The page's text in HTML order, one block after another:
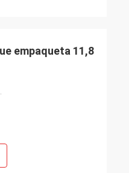
empaqueta 11,8